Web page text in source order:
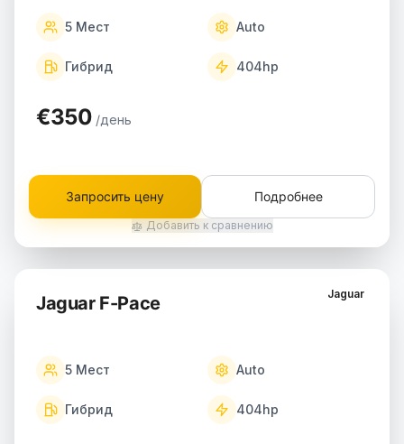
5 Мест Auto
Гибрид 404hp
€350 /день
Запросить цену Подробнее
Добавить к сравнению
Jaguar
Jaguar F-Pace
5 Мест Auto
Гибрид 404hp